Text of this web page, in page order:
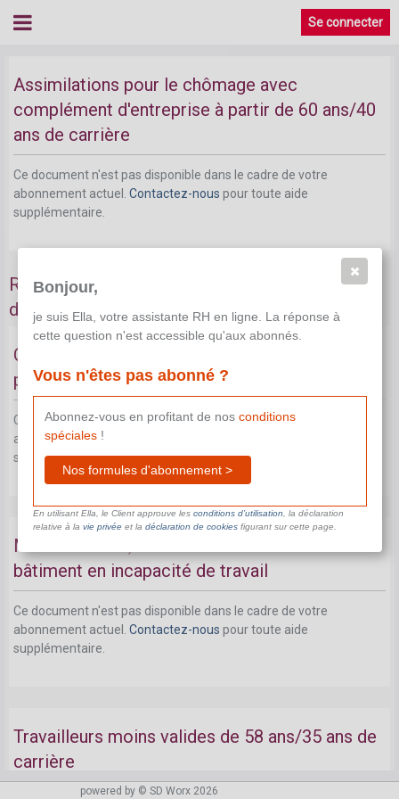
Se connecter
Assimilations pour le chômage avec
complément d'entreprise à partir de 60 ans/40
ans de carrière
Ce document n'est pas disponible dans le cadre de votre
abonnement actuel. Contactez-nous pour toute aide
supplémentaire.
Régimes de chômage avec complément
d'entreprise
Chômage avec complément d'entreprise à
partir de 62 ans
Ce document n'est pas disponible dans le cadre de votre
abonnement actuel.
supplémentaire.
Métiers lourds, travail de nuit et ouvriers du
bâtiment en incapacité de travail
Ce document n'est pas disponible dans le cadre de votre
abonnement actuel. Contactez-nous pour toute aide
supplémentaire.
Travailleurs moins valides de 58 ans/35 ans de
carrière
powered by © SD Worx 2026
Bonjour,
je suis Ella, votre assistante RH en ligne. La réponse à
cette question n'est accessible qu'aux abonnés.
Vous n'êtes pas abonné ?
Abonnez-vous en profitant de nos conditions
spéciales!
Nos formules d'abonnement >
En utilisant Ella, le Client approuve les conditions d’utilisation , la déclaration
relative à la vie privéeet la déclaration de cookiesfigurant sur cette page.